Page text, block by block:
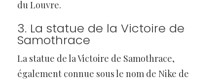
du Louvre.
3. La statue de la Victoire de
Samothrace
La statue de la Victoire de Samothrace,
également connue sous le nom de Nike de